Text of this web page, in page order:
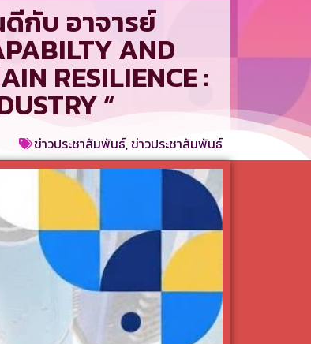
กับ อาจารย์
AND
RESILIENCE :
“
ข่าวประชาสัมพันธ์,ข่าวประชาสัมพันธ์